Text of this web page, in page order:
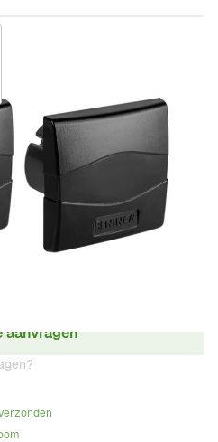
Productgroep E
aanvragen